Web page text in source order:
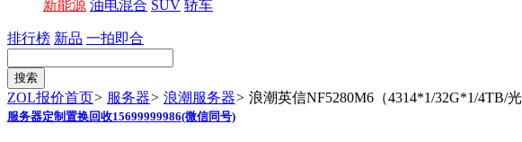
新能源 油电混合 SUV 轿车
排行榜 新品 一拍即合
ZOL报价首页> 服务器> 浪潮服务器> 浪潮英信NF5280M6（4314*1/32G*1/4TB/光
服务器定制置换回收15699999986(微信同号)